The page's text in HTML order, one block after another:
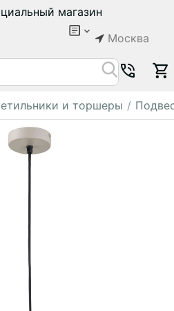
магазин
Москва
и торшеры /